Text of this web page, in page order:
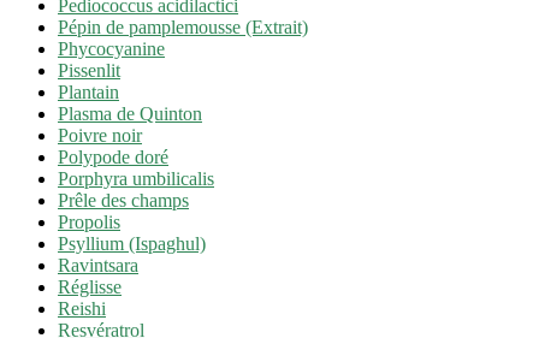
Pediococcus acidilactici
Pépin de pamplemousse (Extrait)
Phycocyanine
Pissenlit
Plantain
Plasma de Quinton
Poivre noir
Polypode doré
Porphyra umbilicalis
Prêle des champs
Propolis
Psyllium (Ispaghul)
Ravintsara
Réglisse
Reishi
Resvératrol